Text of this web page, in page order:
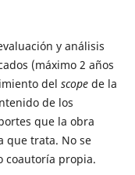
y análisis
(máximo 2 años
del scopede la
de los
que la obra
que trata. No se
coautoría propia.